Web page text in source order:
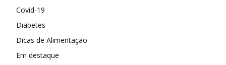
Covid-19
Diabetes
Dicas de Alimentação
Em destaque